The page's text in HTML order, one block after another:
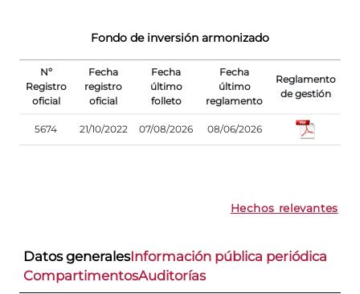
Fondo de inversión armonizado
Nº
Registro
oficial
Fecha
registro
oficial
Fecha
último
folleto
Fecha
último
reglamento
Reglamento
de gestión
5674 21/10/2022 07/08/2026 08/06/2026
Hechos relevantes
Datos generalesInformación pública periódica
CompartimentosAuditorías